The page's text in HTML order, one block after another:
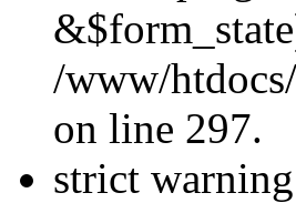
/www/
on line 297.
strict